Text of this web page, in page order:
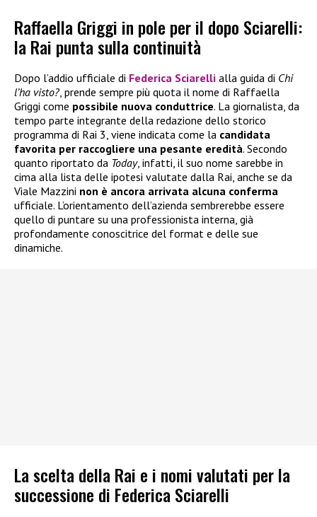
Raffaella Griggi in pole per il dopo Sciarelli:
la Rai punta sulla continuità
Dopo l’addio ufficiale di Federica Sciarelli alla guida di Chi
l’ha visto?, prende sempre più quota il nome di Raffaella
Griggi come possibile nuova conduttrice. La giornalista, da
tempo parte integrante della redazione dello storico
programma di Rai 3, viene indicata come la candidata
favorita per raccogliere una pesante eredità. Secondo
quanto riportato da Today, infatti, il suo nome sarebbe in
cima alla lista delle ipotesi valutate dalla Rai, anche se da
Viale Mazzini non è ancora arrivata alcuna conferma
ufficiale. L’orientamento dell’azienda sembrerebbe essere
quello di puntare su una professionista interna, già
profondamente conoscitrice del format e delle sue
dinamiche.
La scelta della Rai e i nomi valutati per la
successione di Federica Sciarelli